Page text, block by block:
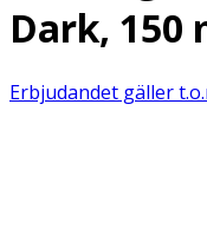
Dark, 150
Erbjudandet gäller